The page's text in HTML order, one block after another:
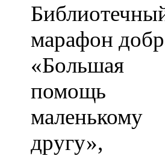
марафон
«Большая
помощь
маленькому
другу»,